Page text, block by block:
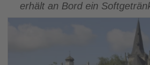
erhält an Bord ein